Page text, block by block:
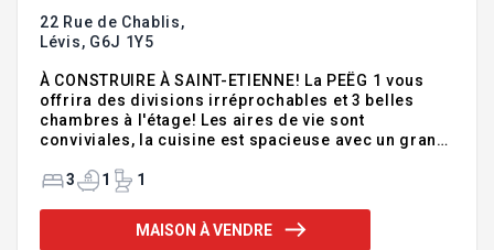
22 Rue de Chablis,
Lévis, G6J 1Y5
À CONSTRUIRE À SAINT-ETIENNE! La PEËG 1 vous
offrira des divisions irréprochables et 3 belles
chambres à l'étage! Les aires de vie sont
conviviales, la cuisine est spacieuse avec un grand
plans selon vos goûts et de faire vos choix de
finition! Plusieurs modèles et terrains disponibles.
PREMIERS ACHETEURS : la TPS pourrait vous être
remboursée en totalité avec l'adoption de la loi C-4.
3 1 1
MAISON À VENDRE